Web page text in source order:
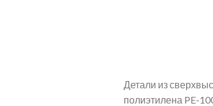
Детали из
полиэтилена PE-